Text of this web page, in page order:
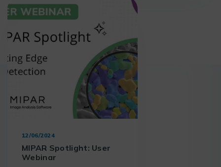
12/06/2024
MIPAR Spotlight: User
Webinar